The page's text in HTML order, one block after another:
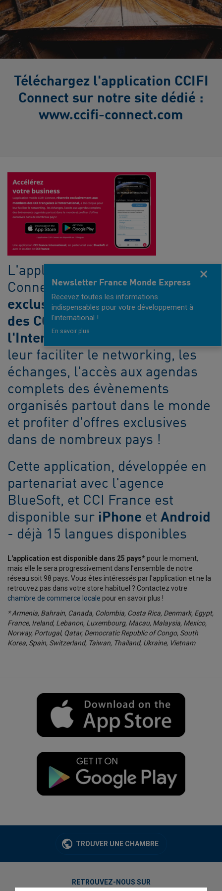
Téléchargez l'application CCIFI
Connect sur notre site dédié :
www.ccifi-connect.com
L'application mobile CCIFI
Connect,réservée
exclusivement aux membres
des CCI Françaises à
l'International
leur faciliter le networking, les
échanges, l'accès aux agendas
complets des évènements
organisés partout dans le monde
et profiter d'offres exclusives
dans de nombreux pays !
Cette application, développée en
partenariat avec l'agence
BlueSoft, et CCI France est
disponible sur iPhone et Android
- déjà 15 langues disponibles
L'application est disponible dans 25 pays*pour le moment,
mais elle le sera progressivement dans l’ensemble de notre
réseau soit 98 pays. Vous êtes intéressés par l'application et ne la
retrouvez pas dans votre store habituel ? Contactez votre
chambre de commerce locale pour en savoir plus !
* Armenia, Bahrain, Canada, Colombia, Costa Rica, Denmark, Egypt,
France, Ireland, Lebanon, Luxembourg, Macau, Malaysia, Mexico,
Norway, Portugal, Qatar, Democratic Republic of Congo, South
Korea, Spain, Switzerland, Taiwan, Thailand, Ukraine, Vietnam
TROUVER UNE CHAMBRE
RETROUVEZ-NOUS SUR
Newsletter France Monde Express
Recevez toutes les informations
indispensables pour votre développement à
l'international !
En savoir plus